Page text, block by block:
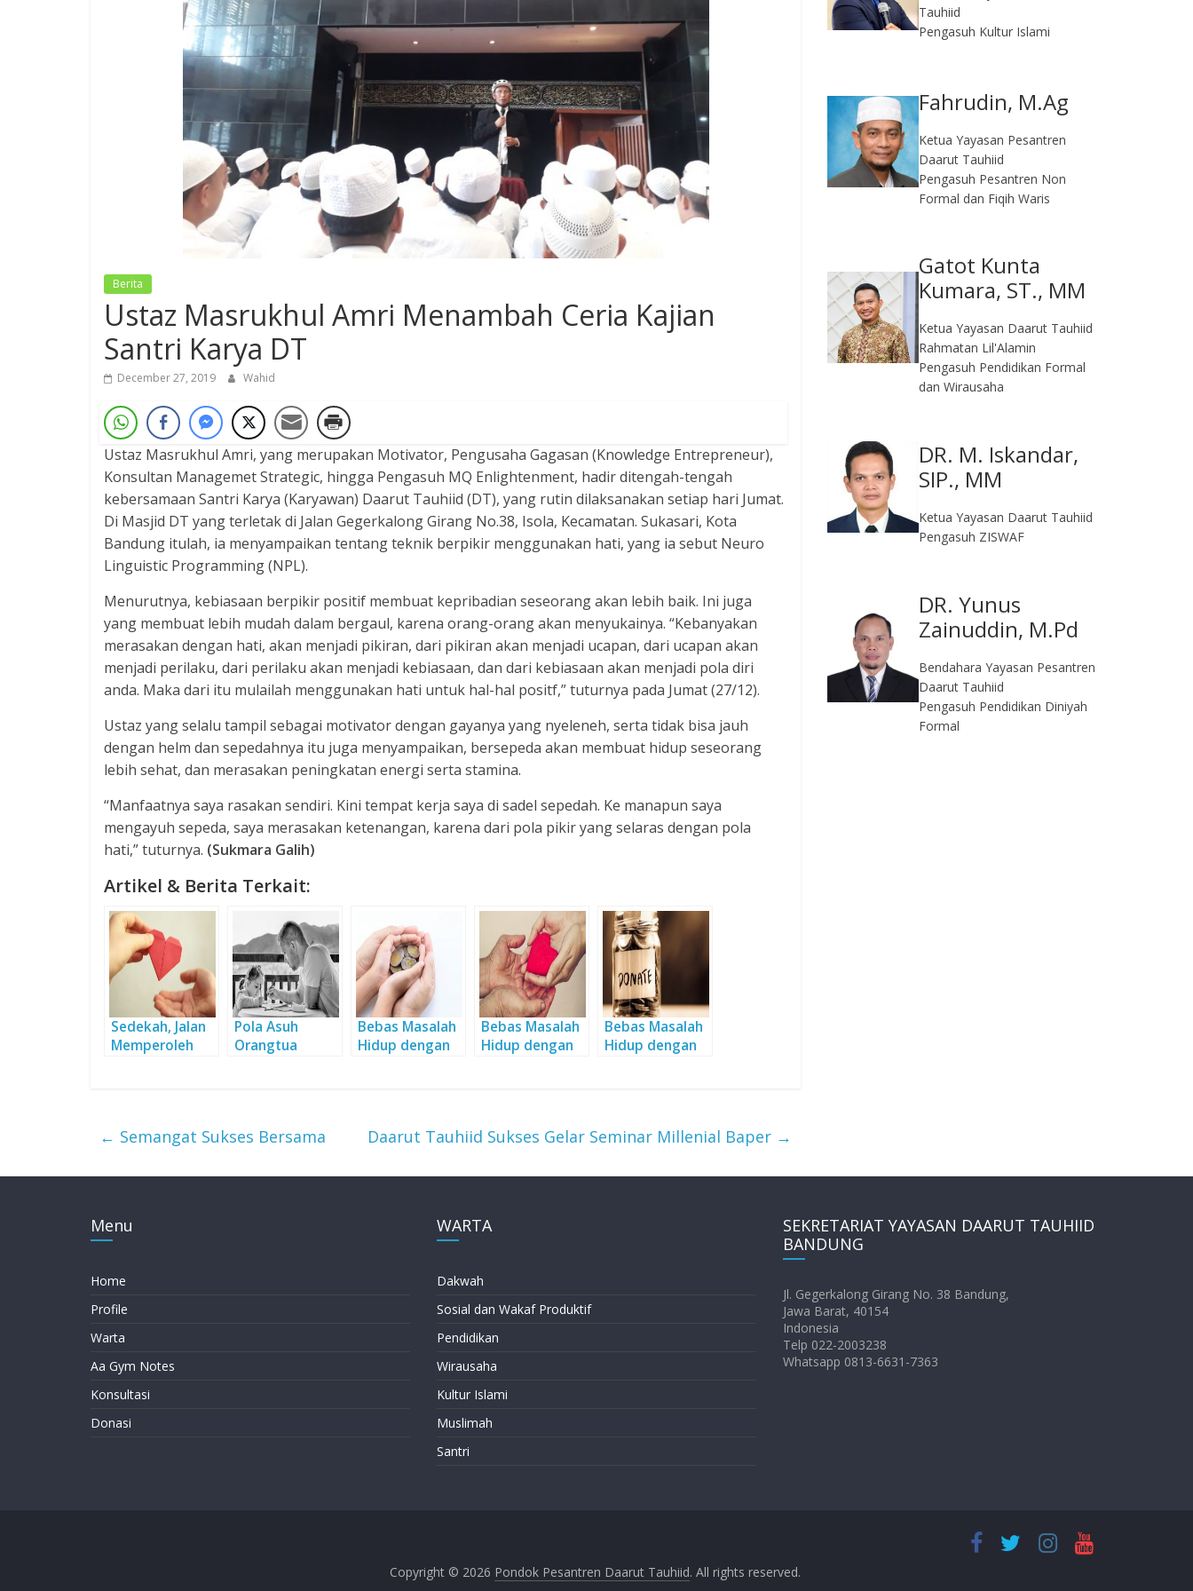
Berita
Ustaz Masrukhul Amri Menambah Ceria Kajian
Santri Karya DT
December 27, 2019 Wahid
Ustaz Masrukhul Amri, yang merupakan Motivator, Pengusaha Gagasan (Knowledge Entrepreneur),
Konsultan Managemet Strategic, hingga Pengasuh MQ Enlightenment, hadir ditengah-tengah
kebersamaan Santri Karya (Karyawan) Daarut Tauhiid (DT), yang rutin dilaksanakan setiap hari Jumat.
Di Masjid DT yang terletak di Jalan Gegerkalong Girang No.38, Isola, Kecamatan. Sukasari, Kota
Bandung itulah, ia menyampaikan tentang teknik berpikir menggunakan hati, yang ia sebut Neuro
Linguistic Programming (NPL).
Menurutnya, kebiasaan berpikir positif membuat kepribadian seseorang akan lebih baik. Ini juga
yang membuat lebih mudah dalam bergaul, karena orang-orang akan menyukainya. “Kebanyakan
merasakan dengan hati, akan menjadi pikiran, dari pikiran akan menjadi ucapan, dari ucapan akan
menjadi perilaku, dari perilaku akan menjadi kebiasaan, dan dari kebiasaan akan menjadi pola diri
anda. Maka dari itu mulailah menggunakan hati untuk hal-hal positf,” tuturnya pada Jumat (27/12).
Ustaz yang selalu tampil sebagai motivator dengan gayanya yang nyeleneh, serta tidak bisa jauh
dengan helm dan sepedahnya itu juga menyampaikan, bersepeda akan membuat hidup seseorang
lebih sehat, dan merasakan peningkatan energi serta stamina.
“Manfaatnya saya rasakan sendiri. Kini tempat kerja saya di sadel sepedah. Ke manapun saya
mengayuh sepeda, saya merasakan ketenangan, karena dari pola pikir yang selaras dengan pola
hati,” tuturnya. (Sukmara Galih)
Artikel & Berita Terkait:
Sedekah, Jalan
Memperoleh
Pola Asuh
Orangtua
Bebas Masalah
Hidup dengan
Bebas Masalah
Hidup dengan
Bebas Masalah
Hidup dengan
← Semangat Sukses Bersama Daarut Tauhiid Sukses Gelar Seminar Millenial Baper →
Tauhiid
Pengasuh Kultur Islami
Fahrudin, M.Ag​
Ketua Yayasan Pesantren
Daarut Tauhiid
Pengasuh Pesantren Non
Formal dan Fiqih Waris
Gatot Kunta
Kumara, ST., MM
Ketua Yayasan Daarut Tauhiid
Rahmatan Lil'Alamin
Pengasuh Pendidikan Formal
dan Wirausaha
DR. M. Iskandar,
SIP., MM
Ketua Yayasan Daarut Tauhiid
Pengasuh ZISWAF
DR. Yunus
Zainuddin, M.Pd
Bendahara Yayasan Pesantren
Daarut Tauhiid
Pengasuh Pendidikan Diniyah
Formal
Menu
Home
Profile
Warta
Aa Gym Notes
Konsultasi
Donasi
WARTA
Dakwah
Sosial dan Wakaf Produktif
Pendidikan
Wirausaha
Kultur Islami
Muslimah
Santri
SEKRETARIAT YAYASAN DAARUT TAUHIID
BANDUNG
Jl. Gegerkalong Girang No. 38 Bandung,
Jawa Barat, 40154
Indonesia
Telp 022-2003238
Whatsapp 0813-6631-7363
Copyright © 2026 Pondok Pesantren Daarut Tauhiid. All rights reserved.